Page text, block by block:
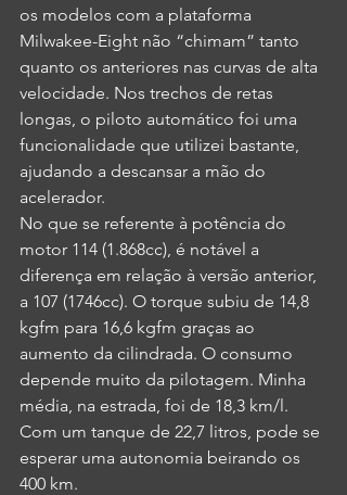
os modelos com a plataforma
Milwakee-Eight não “chimam” tanto
quanto os anteriores nas curvas de alta
velocidade. Nos trechos de retas
longas, o piloto automático foi uma
funcionalidade que utilizei bastante,
ajudando a descansar a mão do
acelerador.
No que se referente à potência do
motor 114 (1.868cc), é notável a
diferença em relação à versão anterior,
a 107 (1746cc). O torque subiu de 14,8
kgfm para 16,6 kgfm graças ao
aumento da cilindrada. O consumo
depende muito da pilotagem. Minha
média, na estrada, foi de 18,3 km/l.
Com um tanque de 22,7 litros, pode se
esperar uma autonomia beirando os
400 km.